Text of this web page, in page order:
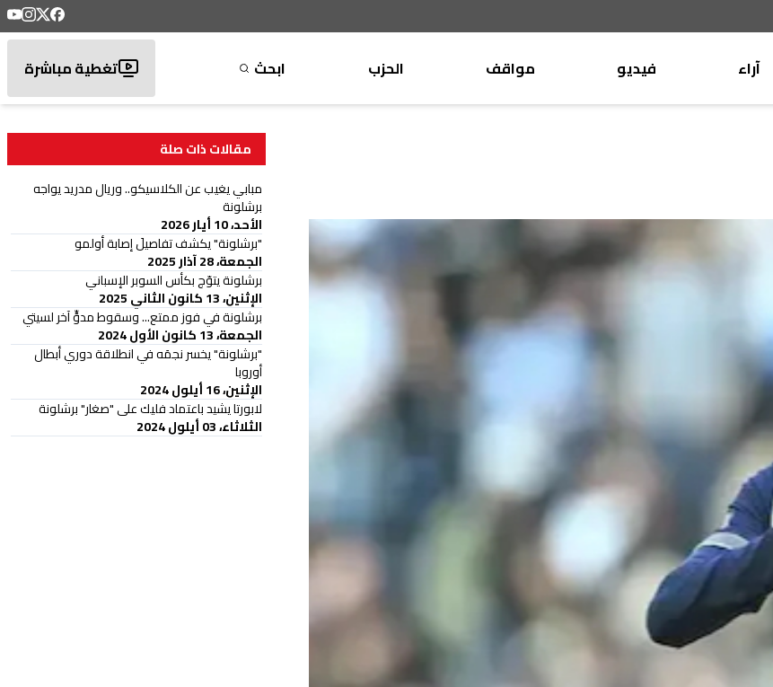
آراء
منبر
بريد
القرّاء
فيديو مواقف الحزب ابحث تغطية مباشرة
مقالات ذات صلة
مبابي يغيب عن الكلاسيكو.. وريال مدريد يواجه
برشلونة
الأحد، 10 أيار 2026
"برشلونة" يكشف تفاصيلَ إصابة أولمو
الجمعة، 28 آذار 2025
برشلونة يتوّج بكأس السوبر الإسباني
الإثنين، 13 كانون الثاني 2025
برشلونة في فوز ممتع... وسقوط مدوٍّ آخر لسيتي
الجمعة، 13 كانون الأول 2024
"برشلونة" يخسر نجمَه في انطلاقة دوري أبطال
أوروبا
الإثنين، 16 أيلول 2024
لابورتا يشيد باعتماد فليك على "صغار" برشلونة
الثلاثاء، 03 أيلول 2024